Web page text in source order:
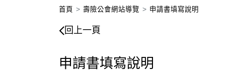
申請書填寫說明
首頁 壽險公會網站導覽 申請書填寫說明
回上一頁
申請書填寫說明